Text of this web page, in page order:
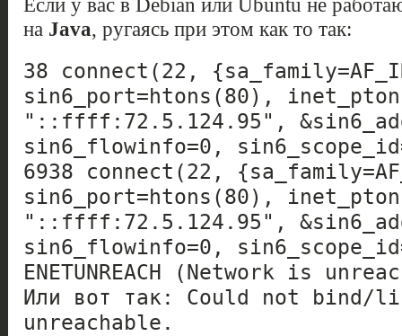
на Java, ругаясь при этом как то так:
38 connect(22,
sin6_port=htons(80),
"::ffff:72.5.124.95",
sin6_flowinfo=0,
6938 connect(22,
sin6_port=htons(80),
"::ffff:72.5.124.95",
sin6_flowinfo=0,
ENETUNREACH (Network is
Или вот так: Could not bind/
unreachable.